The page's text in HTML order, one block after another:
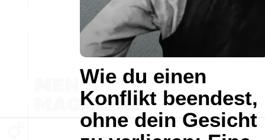
Wie du einen
Konflikt beendest,
ohne dein Gesicht